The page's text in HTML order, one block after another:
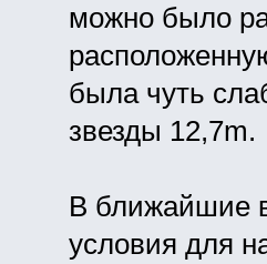
можно было
была чуть
звезды 12,7m.
В ближайшие
условия для